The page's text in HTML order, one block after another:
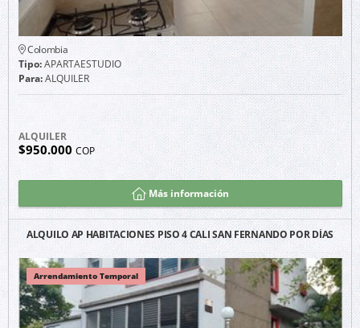
Colombia
Tipo:APARTAESTUDIO
Para:ALQUILER
ALQUILER
$950.000 COP
Más información
ALQUILO AP HABITACIONES PISO 4 CALI SAN FERNANDO POR DÍAS
Arrendamiento Temporal